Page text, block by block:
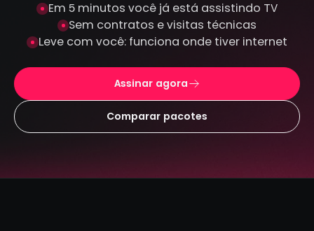
Em 5 minutos você já está assistindo TV
Sem contratos e visitas técnicas
Leve com você: funciona onde tiver internet
Assinar agora
Comparar pacotes